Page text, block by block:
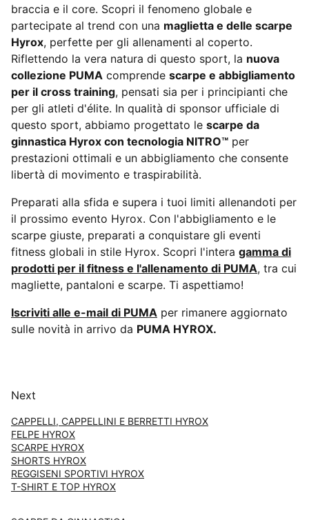
braccia e il core. Scopri il fenomeno globale e
partecipate al trend con una maglietta e delle scarpe
Hyrox, perfette per gli allenamenti al coperto.
Riflettendo la vera natura di questo sport, la nuova
collezione PUMA comprende scarpe e abbigliamento
per il cross training, pensati sia per i principianti che
per gli atleti d'élite. In qualità di sponsor ufficiale di
questo sport, abbiamo progettato le scarpe da
ginnastica Hyrox con tecnologia NITRO™ per
prestazioni ottimali e un abbigliamento che consente
libertà di movimento e traspirabilità.
Preparati alla sfida e supera i tuoi limiti allenandoti per
il prossimo evento Hyrox. Con l'abbigliamento e le
scarpe giuste, preparati a conquistare gli eventi
fitness globali in stile Hyrox. Scopri l'intera gamma di
prodotti per il fitness e l'allenamento di PUMA, tra cui
magliette, pantaloni e scarpe. Ti aspettiamo!
Iscriviti alle e-mail di PUMA per rimanere aggiornato
sulle novità in arrivo da PUMA HYROX.
Next
CAPPELLI, CAPPELLINI E BERRETTI HYROX
FELPE HYROX
SCARPE HYROX
SHORTS HYROX
REGGISENI SPORTIVI HYROX
T-SHIRT E TOP HYROX